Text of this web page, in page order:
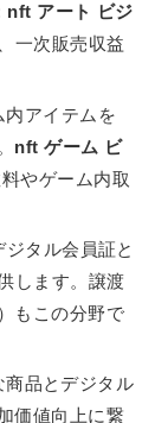
nft アート ビジ
一次販売収益
内アイテムを
nft ゲーム ビ
やゲーム内取
タル会員証と
します。譲渡
もこの分野で
商品とデジタル
価値向上に繋